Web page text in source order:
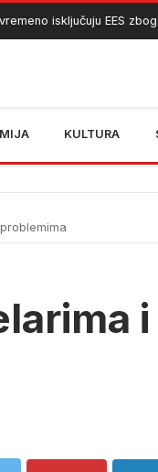
isključuju EES zbog
KULTURA